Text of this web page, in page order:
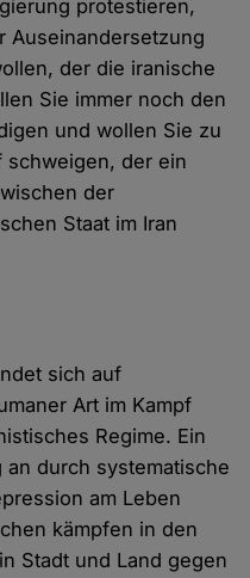
protestieren,
Auseinandersetzung
der die iranische
Sie immer noch den
und wollen Sie zu
schweigen, der ein
der
Staat im Iran
sich auf
Art im Kampf
Regime. Ein
an durch systematische
am Leben
kämpfen in den
Stadt und Land gegen